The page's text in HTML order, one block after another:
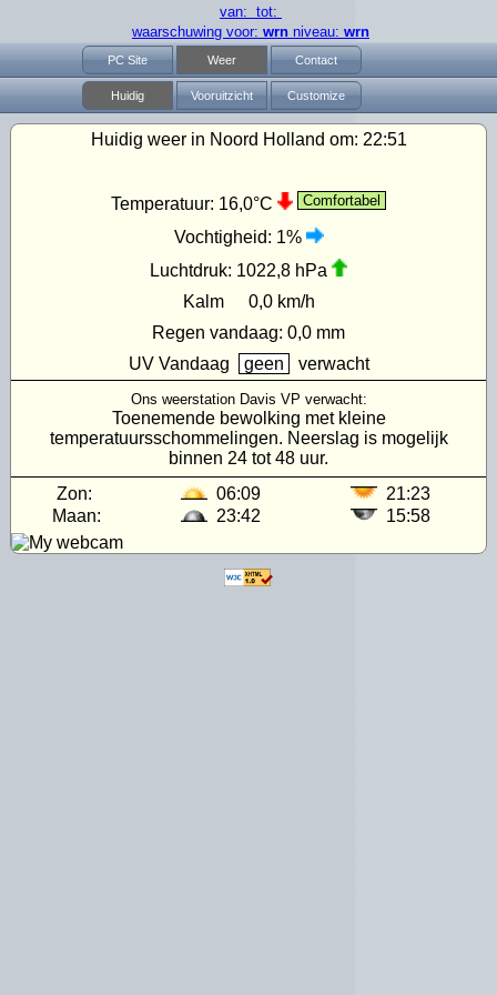
van: tot:
waarschuwing voor: wrn niveau: wrn
PC Site Weer Contact
Huidig Vooruitzicht Customize
Huidig weer in Noord Holland om: 22:51
Temperatuur: 16,0°C Comfortabel
Vochtigheid: 1%
Luchtdruk: 1022,8 hPa
Kalm
0,0 km/h
Regen vandaag: 0,0 mm
UV Vandaag geen verwacht
Ons weerstation Davis VP verwacht:
Toenemende bewolking met kleine
temperatuursschommelingen. Neerslag is mogelijk
binnen 24 tot 48 uur.
Zon:
06:09
21:23
Maan:
23:42 15:58